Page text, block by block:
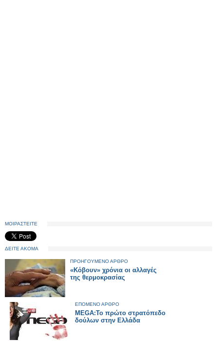
ΜΟΙΡΑΣΤΕΙΤΕ
ΔΕΙΤΕ ΑΚΟΜΑ
ΠΡΟΗΓΟΥΜΕΝΟ ΑΡΘΡΟ
«Κόβουν» χρόνια οι αλλαγές
της θερμοκρασίας
ΕΠΟΜΕΝΟ ΑΡΘΡΟ
MEGA:Το πρώτο στρατόπεδο
δούλων στην Ελλάδα